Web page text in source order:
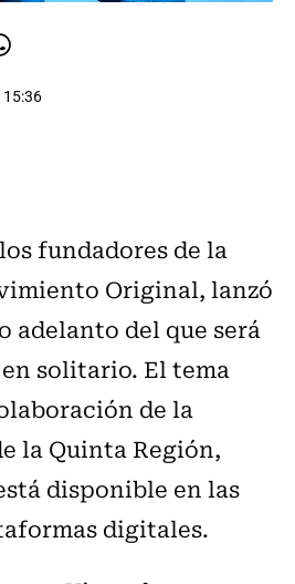
15:36
fundadores de la
Original, lanzó
adelanto del que será
solitario. El tema
de la
la Quinta Región,
disponible en las
digitales.